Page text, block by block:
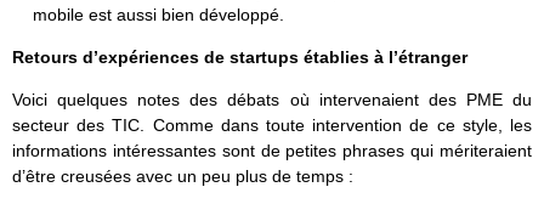
mobile est aussi bien développé.
Retours d’expériences de startups établies à l’étranger
Voici quelques notes des débats où intervenaient des PME du
secteur des TIC. Comme dans toute intervention de ce style, les
informations intéressantes sont de petites phrases qui mériteraient
d’être creusées avec un peu plus de temps :